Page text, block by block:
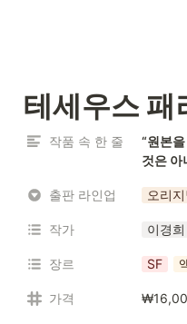
테세우스 패
작품 속 한 줄
“원본
것은 아
출판 라인업 오리지
작가 이경희
장르 SF
가격